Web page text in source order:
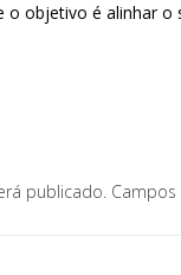
objetivo é alinhar
publicado.